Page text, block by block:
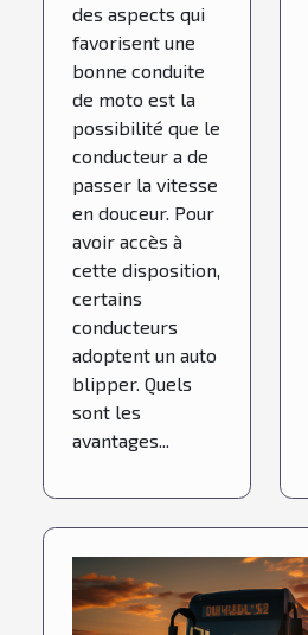
des aspects qui
favorisent une
bonne conduite
de moto est la
possibilité que le
conducteur a de
passer la vitesse
en douceur. Pour
avoir accès à
cette disposition,
certains
conducteurs
adoptent un auto
blipper. Quels
sont les
avantages...